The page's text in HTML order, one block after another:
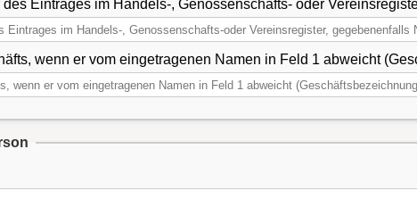
wenn er vom eingetragenen Namen in Feld 1 abweicht